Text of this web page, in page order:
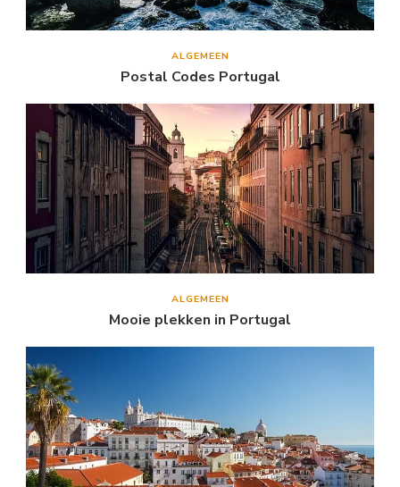
ALGEMEEN
Postal Codes Portugal
ALGEMEEN
Mooie plekken in Portugal